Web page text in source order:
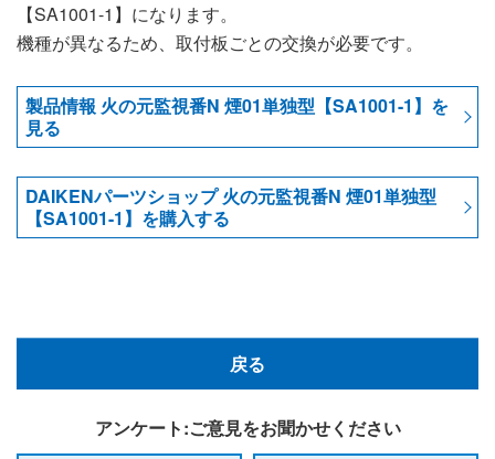
【SA1001-1】になります。
機種が異なるため、取付板ごとの交換が必要です。
製品情報 火の元監視番N 煙01単独型【SA1001-1】を
見る
DAIKENパーツショップ 火の元監視番N 煙01単独型
【SA1001-1】を購入する
戻る
アンケート:ご意見をお聞かせください